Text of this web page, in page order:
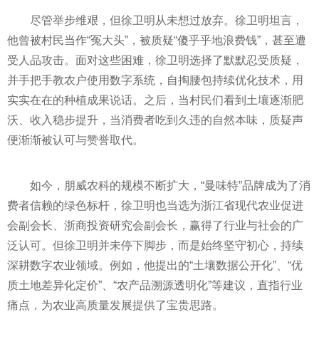
尽管举步维艰，但徐卫明从未想过放弃。徐卫明坦言，
他曾被村民当作“冤大头”，被质疑“傻乎乎地浪费钱”，甚至遭
受人品攻击。面对这些困难，徐卫明选择了默默忍受质疑，
并手把手教农户使用数字系统，自掏腰包持续优化技术，用
实实在在的种植成果说话。之后，当村民们看到土壤逐渐肥
沃、收入稳步提升，当消费者吃到久违的自然本味，质疑声
便渐渐被认可与赞誉取代。
如今，朋威农科的规模不断扩大，“曼味特”品牌成为了消
费者信赖的绿色标杆，徐卫明也当选为浙江省现代农业促进
会副会长、浙商投资研究会副会长，赢得了行业与社会的广
泛认可。但徐卫明并未停下脚步，而是始终坚守初心，持续
深耕数字农业领域。例如，他提出的“土壤数据公开化”、“优
质土地差异化定价”、“农产品溯源透明化”等建议，直指行业
痛点，为农业高质量发展提供了宝贵思路。